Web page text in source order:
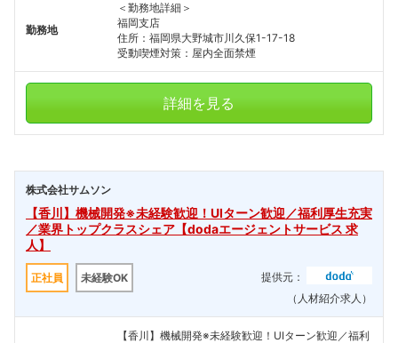
勤務地
＜勤務地詳細＞
福岡支店
住所：福岡県大野城市川久保1-17-18
受動喫煙対策：屋内全面禁煙
詳細を見る
株式会社サムソン
【香川】機械開発※未経験歓迎！UIターン歓迎／福利厚生充実
／業界トップクラスシェア【dodaエージェントサービス 求
人】
正社員 未経験OK
提供元：
（人材紹介求人）
【香川】機械開発※未経験歓迎！UIターン歓迎／福利